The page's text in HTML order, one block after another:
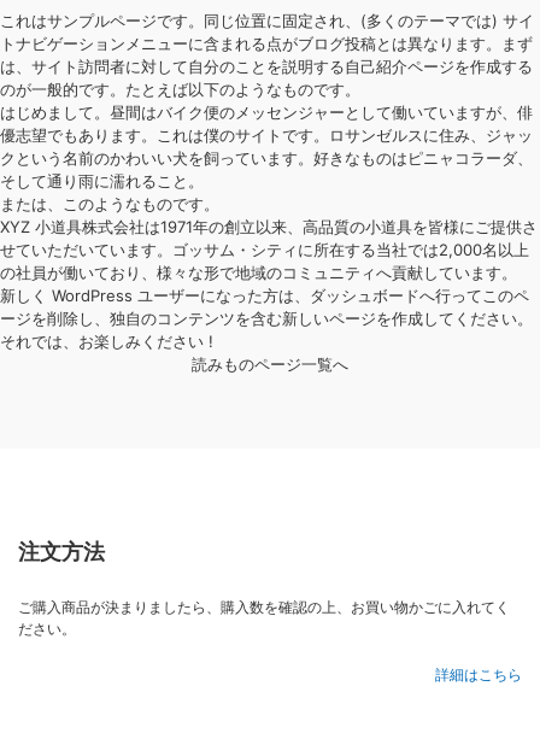
これはサンプルページです。同じ位置に固定され、(多くのテーマでは) サイ
トナビゲーションメニューに含まれる点がブログ投稿とは異なります。まず
は、サイト訪問者に対して自分のことを説明する自己紹介ページを作成する
のが一般的です。たとえば以下のようなものです。
はじめまして。昼間はバイク便のメッセンジャーとして働いていますが、俳
優志望でもあります。これは僕のサイトです。ロサンゼルスに住み、ジャッ
クという名前のかわいい犬を飼っています。好きなものはピニャコラーダ、
そして通り雨に濡れること。
または、このようなものです。
XYZ 小道具株式会社は1971年の創立以来、高品質の小道具を皆様にご提供さ
せていただいています。ゴッサム・シティに所在する当社では2,000名以上
の社員が働いており、様々な形で地域のコミュニティへ貢献しています。
新しく WordPress ユーザーになった方は、 ダッシュボードへ行ってこのペ
ージを削除し、独自のコンテンツを含む新しいページを作成してください。
それでは、お楽しみください !
読みものページ一覧へ
注文方法
ご購入商品が決まりましたら、購入数を確認の上、お買い物かごに入れてく
ださい。
詳細はこちら